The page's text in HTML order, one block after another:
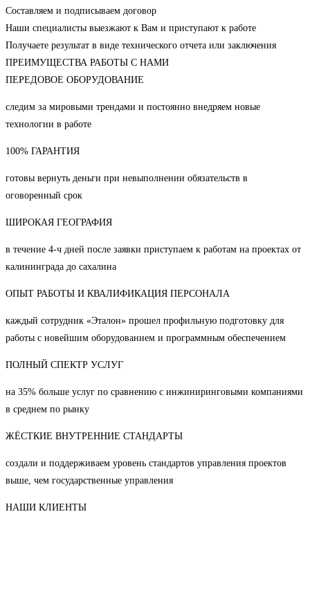
Составляем и подписываем договор
Наши специалисты выезжают к Вам и приступают к работе
Получаете результат в виде технического отчета или заключения
ПРЕИМУЩЕСТВА РАБОТЫ С НАМИ
ПЕРЕДОВОЕ ОБОРУДОВАНИЕ
следим за мировыми трендами и постоянно внедряем новые
технологии в работе
100% ГАРАНТИЯ
готовы вернуть деньги при невыполнении обязательств в
оговоренный срок
ШИРОКАЯ ГЕОГРАФИЯ
в течение 4-ч дней после заявки приступаем к работам на проектах от
калининграда до сахалина
ОПЫТ РАБОТЫ И КВАЛИФИКАЦИЯ ПЕРСОНАЛА
каждый сотрудник «Эталон» прошел профильную подготовку для
работы с новейшим оборудованием и программным обеспечением
ПОЛНЫЙ СПЕКТР УСЛУГ
на 35% больше услуг по сравнению с инжиниринговыми компаниями
в среднем по рынку
ЖЁСТКИЕ ВНУТРЕННИЕ СТАНДАРТЫ
создали и поддерживаем уровень стандартов управления проектов
выше, чем государственные управления
НАШИ КЛИЕНТЫ